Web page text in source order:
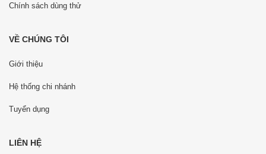
Chính sách dùng thử
VỀ CHÚNG TÔI
Giới thiệu
Hệ thống chi nhánh
Tuyển dụng
LIÊN HỆ